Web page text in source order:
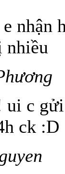
nhận
nhiều
ui c
ck :D